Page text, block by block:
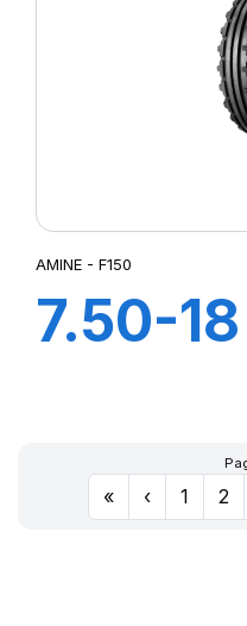
AMINE - F150
7.50-
« ‹ 1 2